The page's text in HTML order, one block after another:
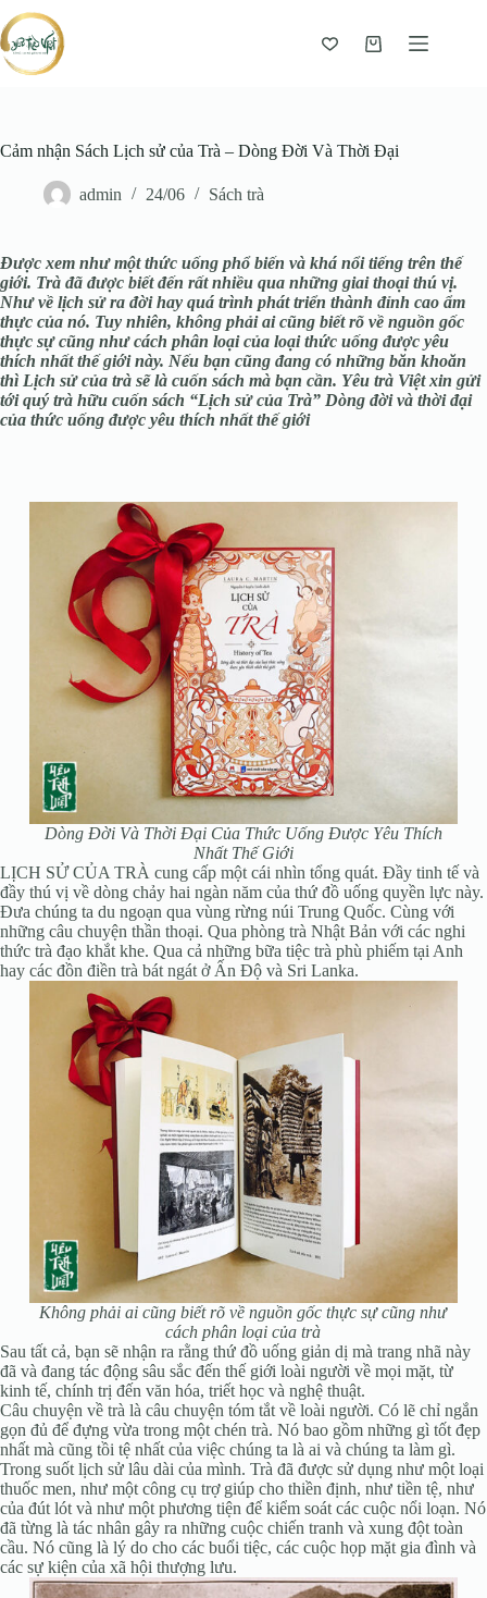
Giỏ
Cảm nhận Sách Lịch sử của Trà – Dòng Đời Và Thời Đại
admin 24/06 Sách trà
Được xem như một thức uống phổ biến và khá nổi tiếng trên thế
giới. Trà đã được biết đến rất nhiều qua những giai thoại thú vị.
Như về lịch sử ra đời hay quá trình phát triển thành đỉnh cao ẩm
thực của nó. Tuy nhiên, không phải ai cũng biết rõ về nguồn gốc
thực sự cũng như cách phân loại của loại thức uống được yêu
thích nhất thế giới này. Nếu bạn cũng đang có những băn khoăn
thì Lịch sử của trà sẽ là cuốn sách mà bạn cần. Yêu trà Việt xin gửi
tới quý trà hữu cuốn sách “Lịch sử của Trà” Dòng đời và thời đại
của thức uống được yêu thích nhất thế giới
Dòng Đời Và Thời Đại Của Thức Uống Được Yêu Thích
Nhất Thế Giới
LỊCH SỬ CỦA TRÀ cung cấp một cái nhìn tổng quát. Đầy tinh tế và
đầy thú vị về dòng chảy hai ngàn năm của thứ đồ uống quyền lực này.
Đưa chúng ta du ngoạn qua vùng rừng núi Trung Quốc. Cùng với
những câu chuyện thần thoại. Qua phòng trà Nhật Bản với các nghi
thức trà đạo khắt khe. Qua cả những bữa tiệc trà phù phiếm tại Anh
hay các đồn điền trà bát ngát ở Ấn Độ và Sri Lanka.
Không phải ai cũng biết rõ về nguồn gốc thực sự cũng như
cách phân loại của trà
Sau tất cả, bạn sẽ nhận ra rằng thứ đồ uống giản dị mà trang nhã này
đã và đang tác động sâu sắc đến thế giới loài người về mọi mặt, từ
kinh tế, chính trị đến văn hóa, triết học và nghệ thuật.
Câu chuyện về trà là câu chuyện tóm tắt về loài người. Có lẽ chỉ ngắn
gọn đủ để đựng vừa trong một chén trà. Nó bao gồm những gì tốt đẹp
nhất mà cũng tồi tệ nhất của việc chúng ta là ai và chúng ta làm gì.
Trong suốt lịch sử lâu dài của mình. Trà đã được sử dụng như một loại
thuốc men, như một công cụ trợ giúp cho thiền định, như tiền tệ, như
của đút lót và như một phương tiện để kiểm soát các cuộc nổi loạn. Nó
đã từng là tác nhân gây ra những cuộc chiến tranh và xung đột toàn
cầu. Nó cũng là lý do cho các buổi tiệc, các cuộc họp mặt gia đình và
các sự kiện của xã hội thượng lưu.